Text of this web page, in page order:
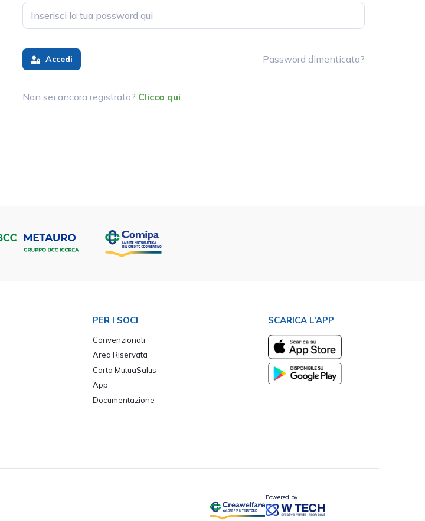
Accedi Password dimenticata?
Non sei ancora registrato? Clicca qui
PER I SOCI
Convenzionati
Area Riservata
Carta MutuaSalus
App
Documentazione
SCARICA L’APP
Powered by